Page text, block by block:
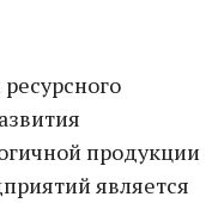
продукции
является